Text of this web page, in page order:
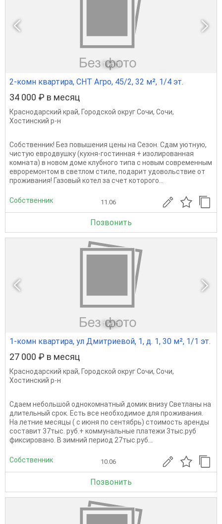
1 из 1
2-комн квартира, СНТ Агро, 45/2, 32 м², 1/4 эт.
34 000 ₽ в месяц
Краснодарский край, Городской округ Сочи, Сочи,
Хостинский р-н
Собственник! Без повышения цены на Сезон. Сдам уютную,
чистую евродвушку (кухня-гостинная + изолированная
комната) в новом доме клубного типа с новым современным
евроремонтом в светлом стиле, подарит удовольствие от
проживания! Газовый котел за счет которого...
Собственник 11.06
Позвонить
1 из 1
1-комн квартира, ул Дмитриевой, 1, д. 1, 30 м², 1/1 эт.
27 000 ₽ в месяц
Краснодарский край, Городской округ Сочи, Сочи,
Хостинский р-н
Сдаем небольшой однокомнатный домик внизу Светланы на
длительный срок. Есть все необходимое для проживания.
На летние месяцы ( с июня по сентябрь) стоимость аренды
составит 37тыс. руб.+ коммунальные платежи 3тыс.руб
фиксировано. В зимний период 27тыс.руб...
Собственник 10.06
Позвонить